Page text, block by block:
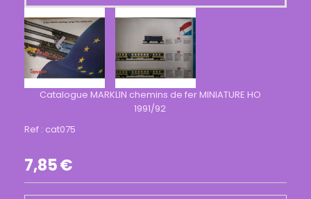
Catalogue MARKLIN chemins de fer MINIATURE HO
1991/92
Ref : cat075
7,85€